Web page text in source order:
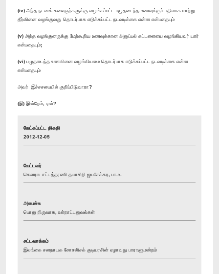
(iv) அந்த நடனக் கலைஞர்களுக்கு வழங்கப்பட்ட பழுதடைந்த உணவுக்குப் பதிலாக மாற்று
தீர்வினை வழங்குவது தொடர்பாக எடுக்கப்பட்ட நடவடிக்கை என்ன என்பதையும்
(v) அந்த வழங்குனருக்கு மேற்கூறிய உணவுக்கான அனுப்பல் கட்டளையை வழங்கியவர் யார்
என்பதையும்;
(vi) பழுதடைந்த உணவினை வழங்கியமை தொடர்பாக எடுக்கப்பட்ட நடவடிக்கை என்ன
என்பதையும்
அவர் இச்சசபையில் குறிப்பிடுவாரா?
(இ) இன்றேல், ஏன்?
கேட்கப்பட்ட திகதி
2012-12-05
கேட்டவர்
கௌரவ சட்டத்தரணி தயாசிறி ஜயசேக்கர, பா.உ.
அமைச்சு
பொது நிருவாக, உள்நாட்டலுவல்கள்
சட்டவாக்கம்
இலங்கை சனநாயக சோசலிசக் குடியரசின் ஏழாவது பாராளுமன்றம்